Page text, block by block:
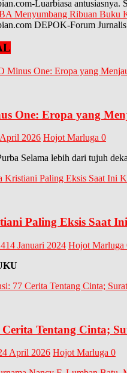
Luarbiasa
Menyumbang Ribuan Buku
DEPOK-Forum
One: Eropa yang
2026 Hojot Marluga 0
Selama lebih dari tujuh
Paling Eksis Saat
14 Januari 2024 Hojot Marluga
Cerita Tentang Cinta;
April 2026 Hojot Marluga 0